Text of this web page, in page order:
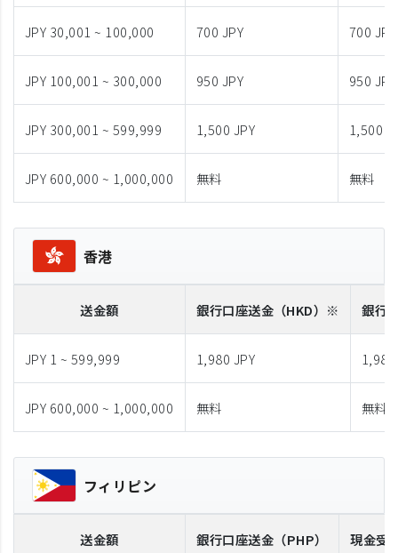
JPY 30,001 ~ 100,000 700 JPY 700 JPY
JPY 100,001 ~ 300,000 950 JPY 950 JPY
JPY 300,001 ~ 599,999 1,500 JPY 1,500
JPY 600,000 ~ 1,000,000 無料 無料
香港
送金額 銀行口座送金 （HKD）※ 銀行
JPY 1 ~ 599,999 1,980 JPY 1,980
JPY 600,000 ~ 1,000,000 無料 無料
フィリピン
送金額 銀行口座送金 （PHP） 現金受